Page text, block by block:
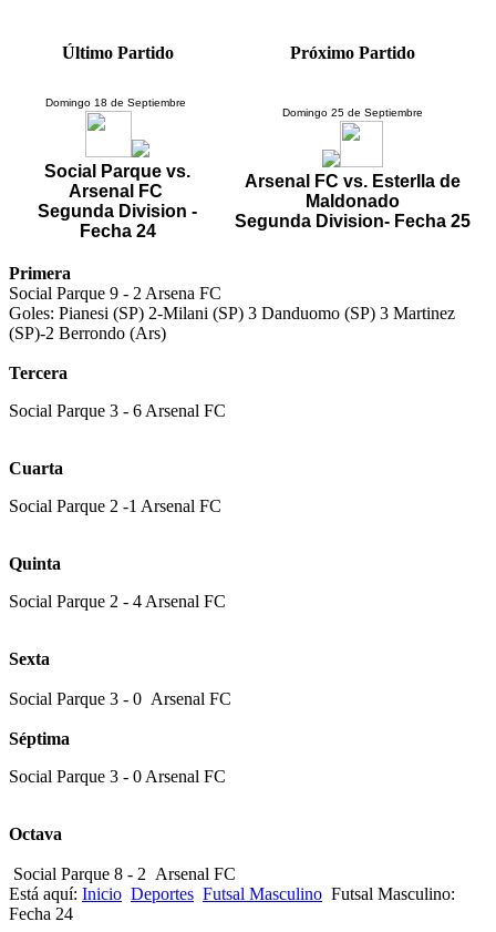
Último Partido Próximo Partido
Domingo 18 de Septiembre
Social Parque vs.
Arsenal FC
Segunda Division -
Fecha 24
Domingo 25 de Septiembre
Arsenal FC vs. Esterlla de
Maldonado
Segunda Division- Fecha 25
Primera
Social Parque 9 - 2 Arsena FC
Goles: Pianesi (SP) 2-Milani (SP) 3 Danduomo (SP) 3 Martinez
(SP)-2 Berrondo (Ars)
Tercera
Social Parque 3 - 6 Arsenal FC
Cuarta
Social Parque 2 -1 Arsenal FC
Quinta
Social Parque 2 - 4 Arsenal FC
Sexta
Social Parque 3 - 0 Arsenal FC
Séptima
Social Parque 3 - 0 Arsenal FC
Octava
Social Parque 8 - 2 Arsenal FC
Está aquí: Inicio Deportes Futsal Masculino Futsal Masculino:
Fecha 24